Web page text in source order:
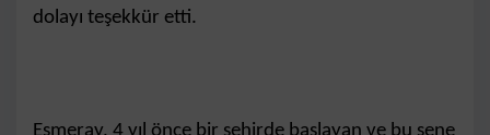
dolayı teşekkür etti.